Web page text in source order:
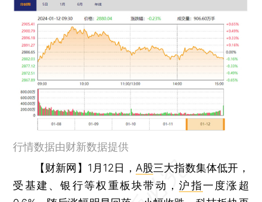
行情数据由财新数据提供
【财新网】 1月12日， A股三大指数集体低开，
受基建、银行等权重板块带动，沪指一度涨超